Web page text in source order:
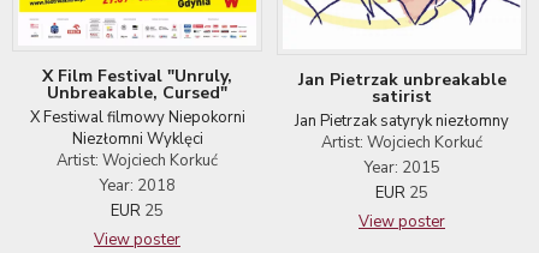
X Film Festival "Unruly,
Unbreakable, Cursed"
X Festiwal filmowy Niepokorni
Niezłomni Wyklęci
Artist: Wojciech Korkuć
Year: 2018
EUR 25
View poster
Jan Pietrzak unbreakable
satirist
Jan Pietrzak satyryk niezłomny
Artist: Wojciech Korkuć
Year: 2015
EUR 25
View poster